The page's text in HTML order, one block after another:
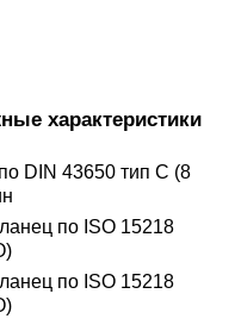
характеристики
DIN 43650 тип C (8
по ISO 15218
по ISO 15218